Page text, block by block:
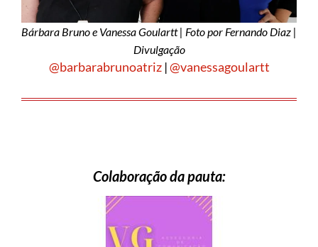
Bárbara Bruno e Vanessa Goulartt | Foto por Fernando Diaz |
Divulgação
@barbarabrunoatriz|@vanessagoulartt
Colaboração da pauta: